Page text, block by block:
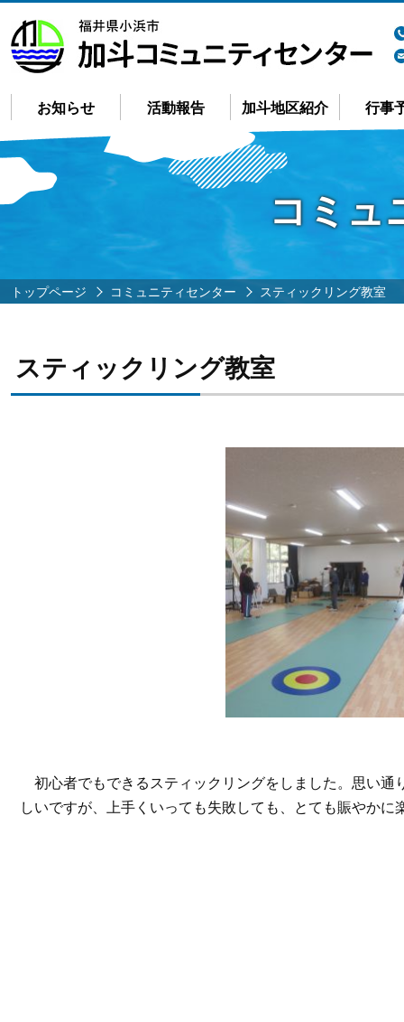
お知らせ 活動報告 加斗地区紹介 行事
コミュ
トップページ コミュニティセンター スティックリング教室
スティックリング教室
初心者でもできるスティックリングをしました。思い通
しいですが、上手くいっても失敗しても、とても賑やかに